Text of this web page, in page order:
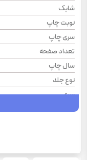
شابک
نوبت چاپ
سری چاپ
تعداد صفحه
سال چاپ
نوع جلد
سری
رشته